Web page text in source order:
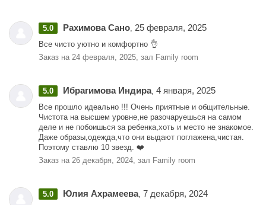
5.0 Рахимова Сано, 25 февраля, 2025
Все чисто уютно и комфортно 👌
Заказ на 24 февраля, 2025, зал Family room
5.0 Ибрагимова Индира, 4 января, 2025
Все прошло идеально !!! Очень приятные и общительные.
Чистота на высшем уровне,не разочаруешься на самом
деле и не побоишься за ребенка,хоть и место не знакомое.
Даже образы,одежда,что они выдают поглажена,чистая.
Поэтому ставлю 10 звезд. ❤️
Заказ на 26 декабря, 2024, зал Family room
5.0 Юлия Ахрамеева, 7 декабря, 2024